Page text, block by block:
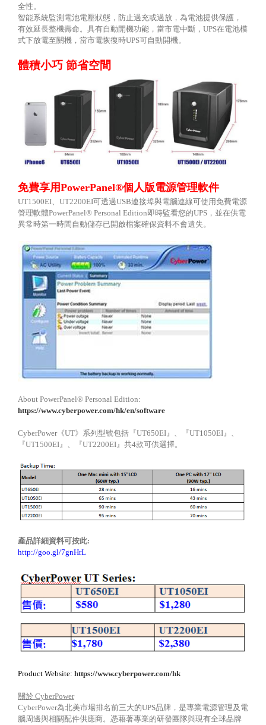
全性。
智能系統監測電池電壓狀態，防止過充或過放，為電池提供保護，
有效延長整機壽命。具有自動開機功能，當市電中斷， UPS在電池模
式下放電至關機，當市電恢復時UPS可自動開機。
體積小巧 節省空間
免費享用PowerPanel®個人版電源管理軟件
UT1500EI UT2200EI可透過USB連接埠與電腦連線可使用免費電源
管理軟體PowerPanel® Personal Edition即時監看您的UPS ，並在供電
異常時第一時間自動儲存已開啟檔案確保資料不會遺失。
About PowerPanel® Personal Edition:
https://www.cyberpower.com/hk/en/software
CyberPower《UT》系列型號包括『UT650EI 』、『UT1050EI 』、
『UT1500EI 』、『UT2200EI 』共4款可供選擇。
產品詳細資料可按此:
http://goo.gl/7gnHrL
Product Website: https://www.cyberpower.com/hk
關於 CyberPower
CyberPower為北美市場排名前三大的UPS品牌，是專業電源管理及電
腦周邊與相關配件供應商。憑藉著專業的研發團隊與現有全球品牌